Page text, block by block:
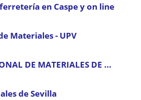
en Caspe y on line
Materiales - UPV
DE MATERIALES DE ...
de Sevilla